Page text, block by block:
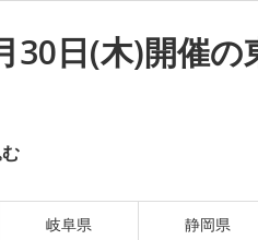
30日(木)開催
岐阜県 静岡県